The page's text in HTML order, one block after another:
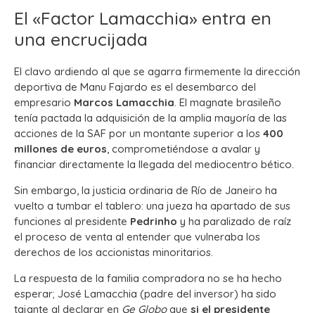
El «Factor Lamacchia» entra en
una encrucijada
El clavo ardiendo al que se agarra firmemente la dirección
deportiva de Manu Fajardo es el desembarco del
empresario Marcos Lamacchia . El magnate brasileño
tenía pactada la adquisición de la amplia mayoría de las
acciones de la SAF por un montante superior a los 400
millones de euros , comprometiéndose a avalar y
financiar directamente la llegada del mediocentro bético.
Sin embargo, la justicia ordinaria de Río de Janeiro ha
vuelto a tumbar el tablero: una jueza ha apartado de sus
funciones al presidente Pedrinho y ha paralizado de raíz
el proceso de venta al entender que vulneraba los
derechos de los accionistas minoritarios.
La respuesta de la familia compradora no se ha hecho
esperar; José Lamacchia (padre del inversor) ha sido
tajante al declarar en Ge Globoque si el presidente